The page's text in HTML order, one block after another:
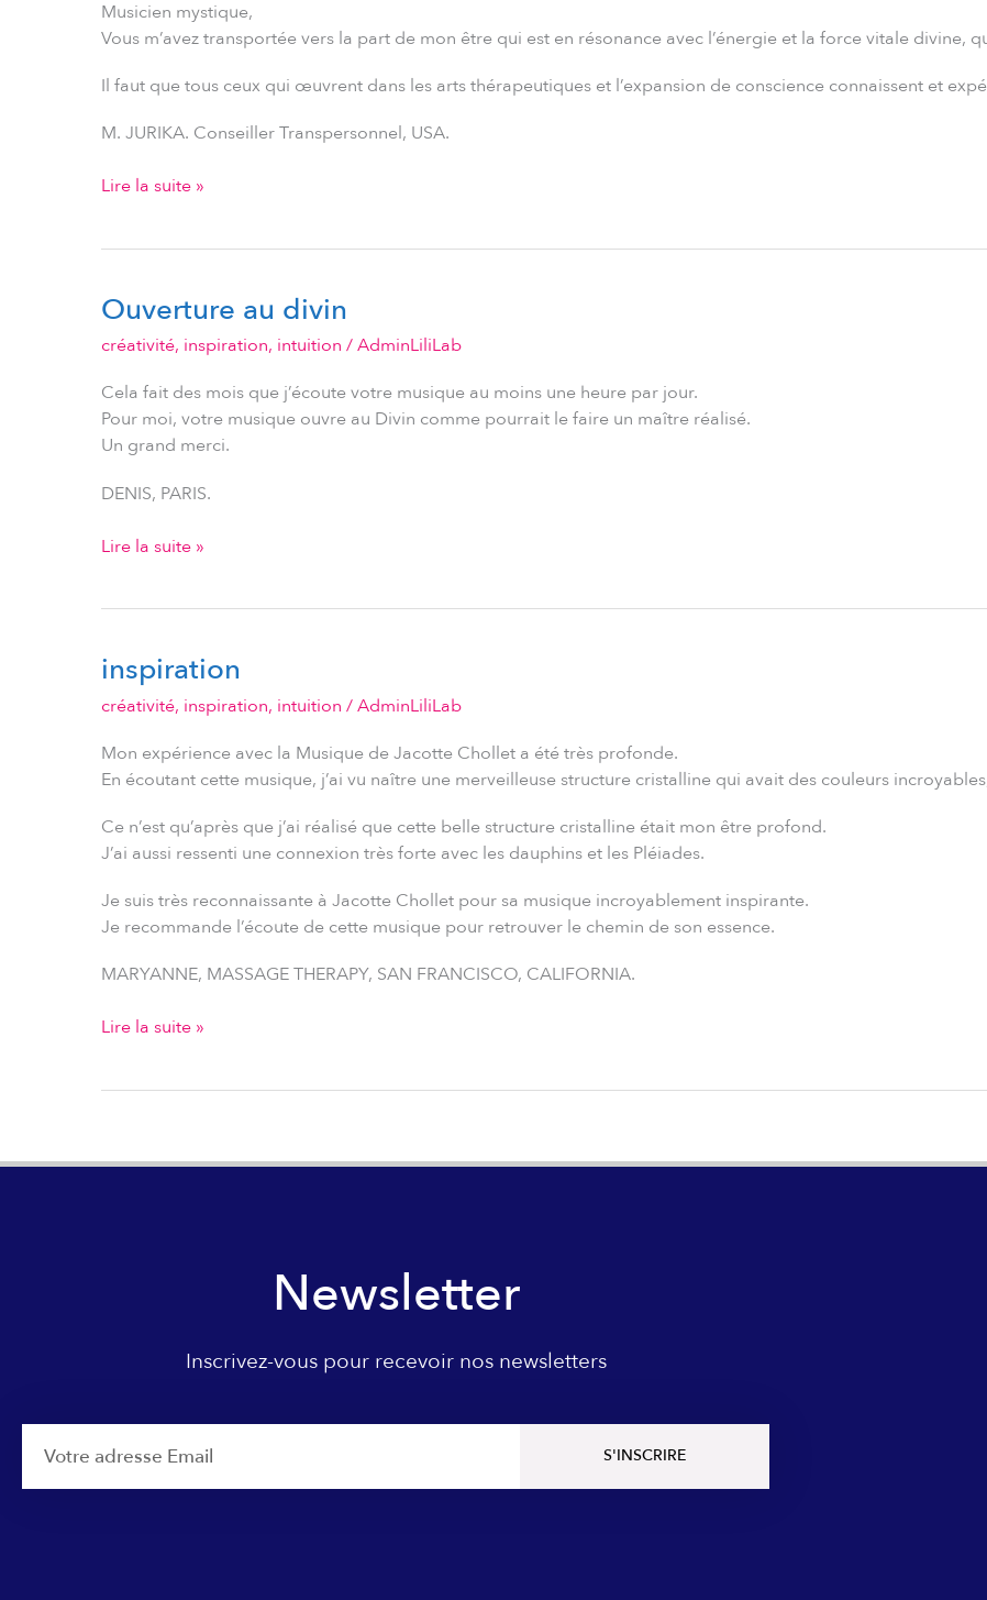
Musicien mystique,
Vous m’avez transportée vers la part de mon être qui est en résonance avec l’énergie et la force vitale divine,
Il faut que tous ceux qui œuvrent dans les arts thérapeutiques et l’expansion de conscience connaissent et
M. JURIKA. Conseiller Transpersonnel, USA.
Lire la suite »
Ouverture au divin
créativité, inspiration, intuition /AdminLiliLab
Cela fait des mois que j’écoute votre musique au moins une heure par jour.
Pour moi, votre musique ouvre au Divin comme pourrait le faire un maître réalisé.
Un grand merci.
DENIS, PARIS.
Ouverture
divin
Lire la suite »
inspiration
créativité, inspiration, intuition /AdminLiliLab
Mon expérience avec la Musique de Jacotte Chollet a été très profonde.
En écoutant cette musique, j’ai vu naître une merveilleuse structure cristalline qui avait des couleurs
Ce n’est qu’après que j’ai réalisé que cette belle structure cristalline était mon être profond.
J’ai aussi ressenti une connexion très forte avec les dauphins et les Pléiades.
Je suis très reconnaissante à Jacotte Chollet pour sa musique incroyablement inspirante.
Je recommande l’écoute de cette musique pour retrouver le chemin de son essence.
MARYANNE, MASSAGE THERAPY, SAN FRANCISCO, CALIFORNIA.
inspiration
Lire la suite »
Newsletter
Inscrivez-vous pour recevoir nos newsletters
S'INSCRIRE